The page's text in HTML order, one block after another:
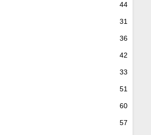
44
31
36
42
33
51
60
57